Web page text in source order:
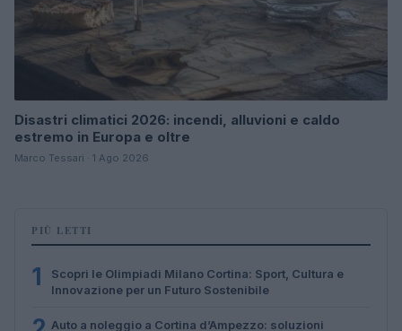
Disastri climatici 2026: incendi, alluvioni e caldo
estremo in Europa e oltre
Marco Tessari · 1 Ago 2026
PIÙ LETTI
1
Scopri le Olimpiadi Milano Cortina: Sport, Cultura e
Innovazione per un Futuro Sostenibile
Auto a noleggio a Cortina d’Ampezzo: soluzioni